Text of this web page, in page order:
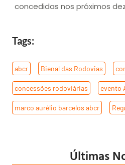
concedidas nos próximos
Tags:
abcr Bienal das Rodovias
concessões rodoviárias evento
marco aurélio barcelos abcr
Últimas